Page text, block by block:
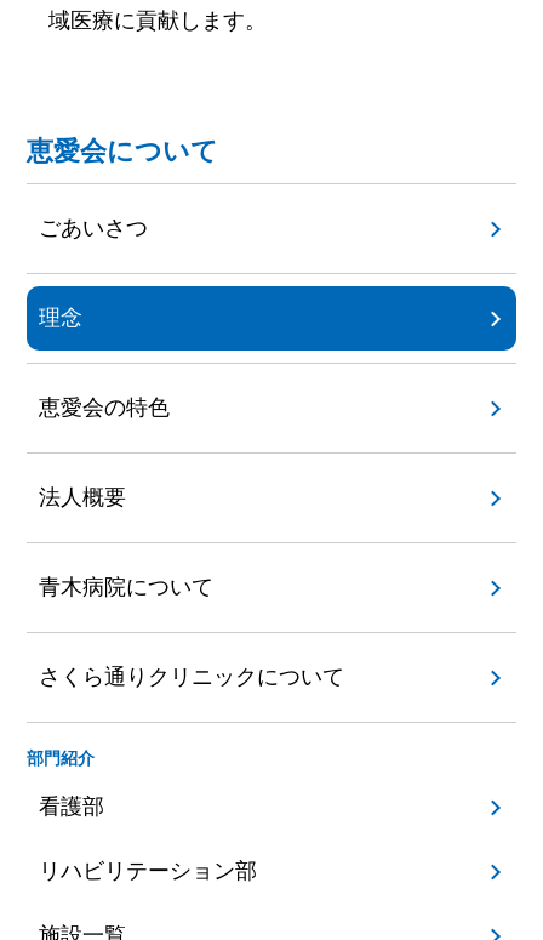
域医療に貢献します。
恵愛会について
ごあいさつ
理念
恵愛会の特色
法人概要
青木病院について
さくら通りクリニックについて
部門紹介
看護部
リハビリテーション部
施設一覧